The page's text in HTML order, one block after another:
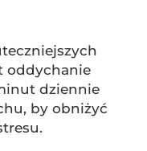
oddychanie
dziennie
by obniżyć